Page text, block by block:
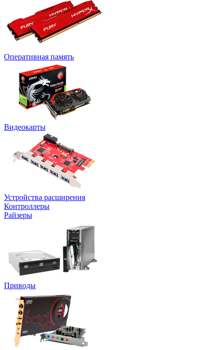
Оперативная память
Видеокарты
Устройства расширения
Контроллеры
Райзеры
Приводы